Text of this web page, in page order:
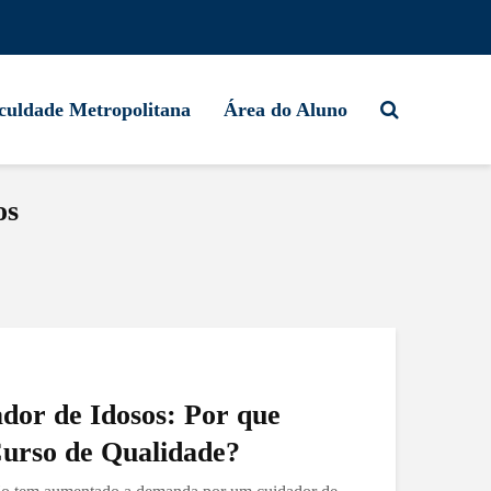
Metropolitana Área do Aluno
de Idosos: Por que
de Qualidade?